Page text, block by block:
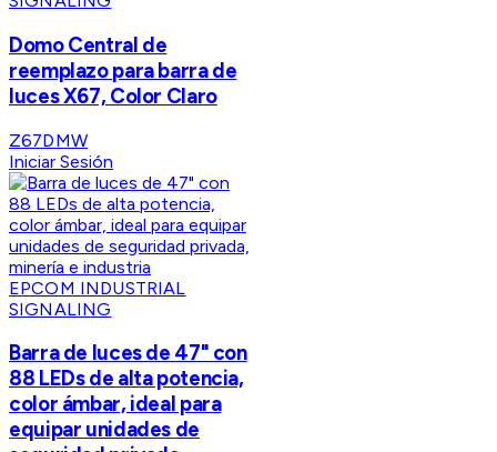
Domo Central de
reemplazo para barra de
luces X67, Color Claro
Z67DMW
Iniciar Sesión
EPCOM INDUSTRIAL
SIGNALING
Barra de luces de 47" con
88 LEDs de alta potencia,
color ámbar, ideal para
equipar unidades de